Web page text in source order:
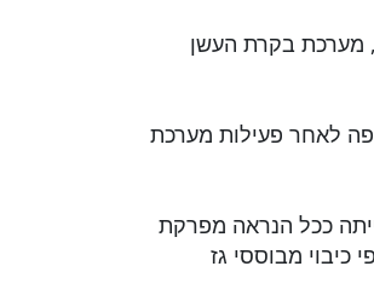
מערכת בקרת העשן
לאחר פעילות מערכת
ככל הנראה מפרקת
מבוססי גז